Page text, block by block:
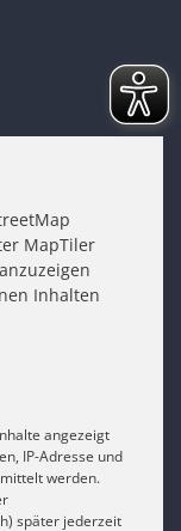
MapTiler
Inhalten
angezeigt
IP-Adresse und
werden.
später jederzeit